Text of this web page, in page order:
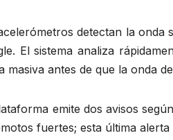
detectan la onda
El sistema analiza
masiva antes de que la onda
emite dos avisos
fuertes; esta última